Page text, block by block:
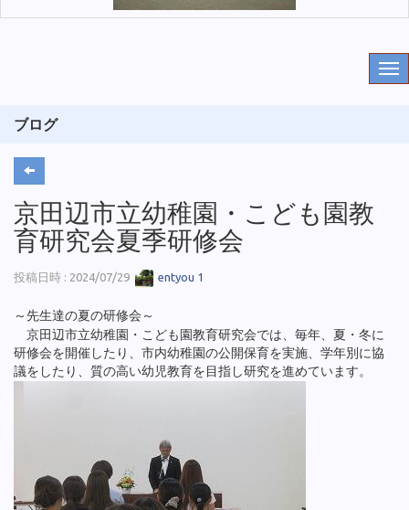
ブログ
京田辺市立幼稚園・こども園教
育研究会夏季研修会
投稿日時 : 2024/07/29 entyou 1
～先生達の夏の研修会～
京田辺市立幼稚園・こども園教育研究会では、毎年、夏・冬に
研修会を開催したり、市内幼稚園の公開保育を実施、学年別に協
議をしたり、質の高い幼児教育を目指し研究を進めています。